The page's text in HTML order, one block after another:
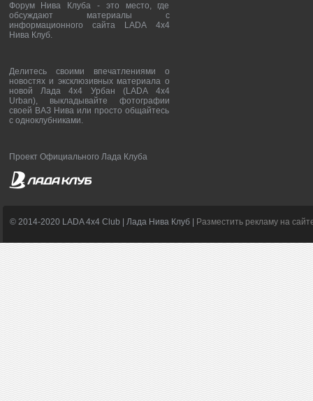
Форум Нива Клуба - это место, где
обсуждают материалы с
информационного сайта LADA 4x4
Нива Клуб.
Делитесь своими впечатлениями о
новостях и эксклюзивных материала о
новой Лада 4х4 Урбан (LADA 4x4
Urban), выкладывайте фотографии
своей ВАЗ Нива или просто общайтесь
с одноклубниками.
Проект Официального Лада Клуба
© 2014-2020 LADA 4x4 Club | Лада Нива Клуб | Разместить рекламу на